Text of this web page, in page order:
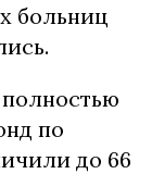
больниц
по
до 66